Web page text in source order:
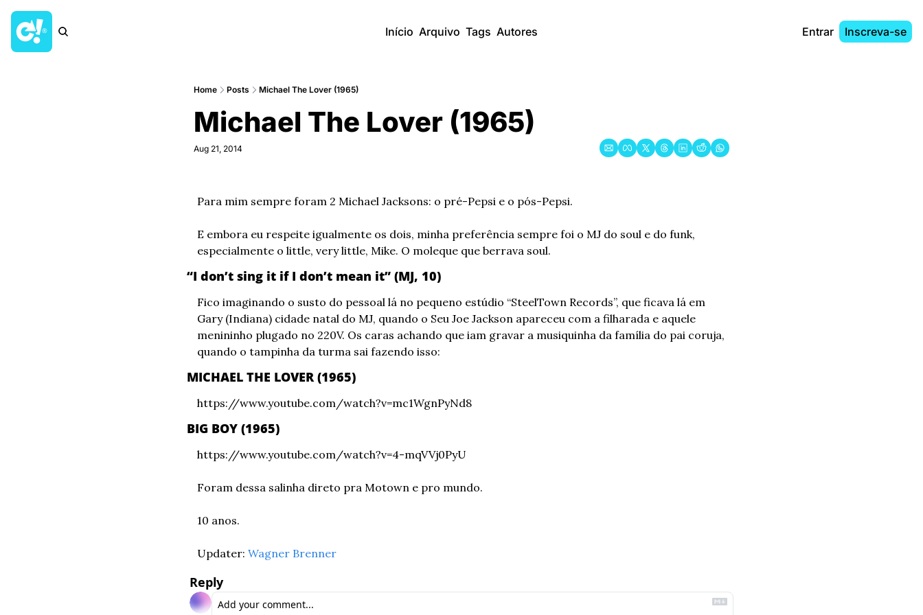
Início Arquivo Tags Autores Entrar Inscreva-se
Home Posts Michael The Lover (1965)
Michael The Lover (1965)
Aug 21, 2014
Para mim sempre foram 2 Michael Jacksons: o pré-Pepsi e o pós-Pepsi.
E embora eu respeite igualmente os dois, minha preferência sempre foi o MJ do soul e do funk,
especialmente o little, very little, Mike. O moleque que berrava soul.
“I don’t sing it if I don’t mean it” (MJ, 10)
Fico imaginando o susto do pessoal lá no pequeno estúdio “SteelTown Records”, que ficava lá em
Gary (Indiana) cidade natal do MJ, quando o Seu Joe Jackson apareceu com a filharada e aquele
menininho plugado no 220V. Os caras achando que iam gravar a musiquinha da família do pai coruja,
quando o tampinha da turma sai fazendo isso:
MICHAEL THE LOVER (1965)
https://www.youtube.com/watch?v=mc1WgnPyNd8
BIG BOY (1965)
https://www.youtube.com/watch?v=4-mqVVj0PyU
Foram dessa salinha direto pra Motown e pro mundo.
10 anos.
Updater: Wagner Brenner
Reply